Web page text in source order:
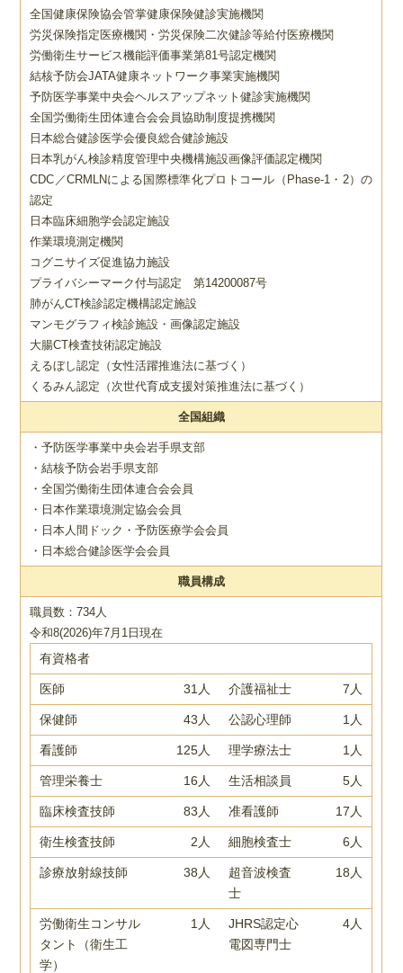
全国健康保険協会管掌健康保険健診実施機関
労災保険指定医療機関・労災保険二次健診等給付医療機関
労働衛生サービス機能評価事業第81号認定機関
結核予防会JATA健康ネットワーク事業実施機関
予防医学事業中央会ヘルスアップネット健診実施機関
全国労働衛生団体連合会会員協助制度提携機関
日本総合健診医学会優良総合健診施設
日本乳がん検診精度管理中央機構施設画像評価認定機関
CDC／CRMLNによる国際標準化プロトコール（Phase-1・2）の
認定
日本臨床細胞学会認定施設
作業環境測定機関
コグニサイズ促進協力施設
プライバシーマーク付与認定 第14200087号
肺がんCT検診認定機構認定施設
マンモグラフィ検診施設・画像認定施設
大腸CT検査技術認定施設
えるぼし認定（女性活躍推進法に基づく）
くるみん認定（次世代育成支援対策推進法に基づく）
全国組織
・予防医学事業中央会岩手県支部
・結核予防会岩手県支部
・全国労働衛生団体連合会会員
・日本作業環境測定協会会員
・日本人間ドック・予防医療学会会員
・日本総合健診医学会会員
職員構成
職員数：734人
令和8(2026)年7月1日現在
有資格者
医師 31人 介護福祉士 7人
保健師 43人 公認心理師 1人
看護師 125人 理学療法士 1人
管理栄養士 16人 生活相談員 5人
臨床検査技師 83人 准看護師 17人
衛生検査技師 2人 細胞検査士 6人
診療放射線技師 38人
超音波検査
士
18人
労働衛生コンサル
タント（衛生工
学）
1人
JHRS認定心
電図専門士
4人